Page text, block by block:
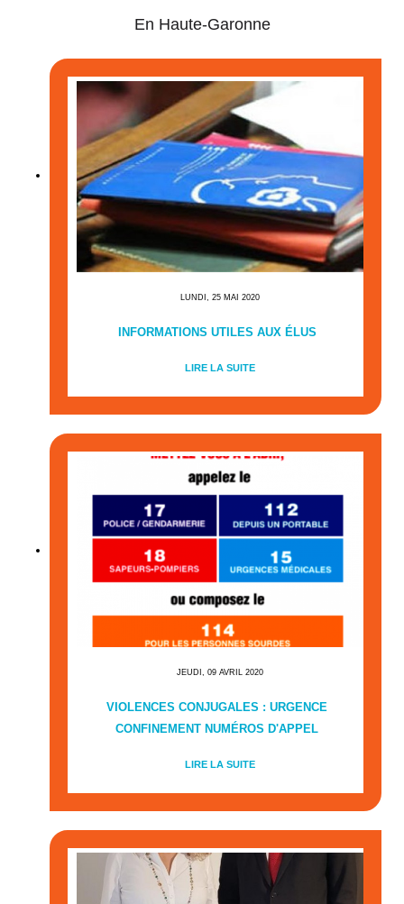
En Haute-Garonne
LUNDI, 25 MAI 2020
INFORMATIONS UTILES AUX ÉLUS
LIRE LA SUITE
JEUDI, 09 AVRIL 2020
VIOLENCES CONJUGALES : URGENCE
CONFINEMENT NUMÉROS D'APPEL
LIRE LA SUITE